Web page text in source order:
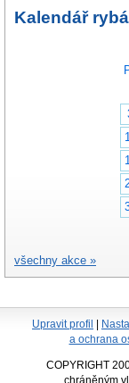
Kalendář
všechny akce »
Upravit profil
a ochrana
COPYRIGHT
chráněným